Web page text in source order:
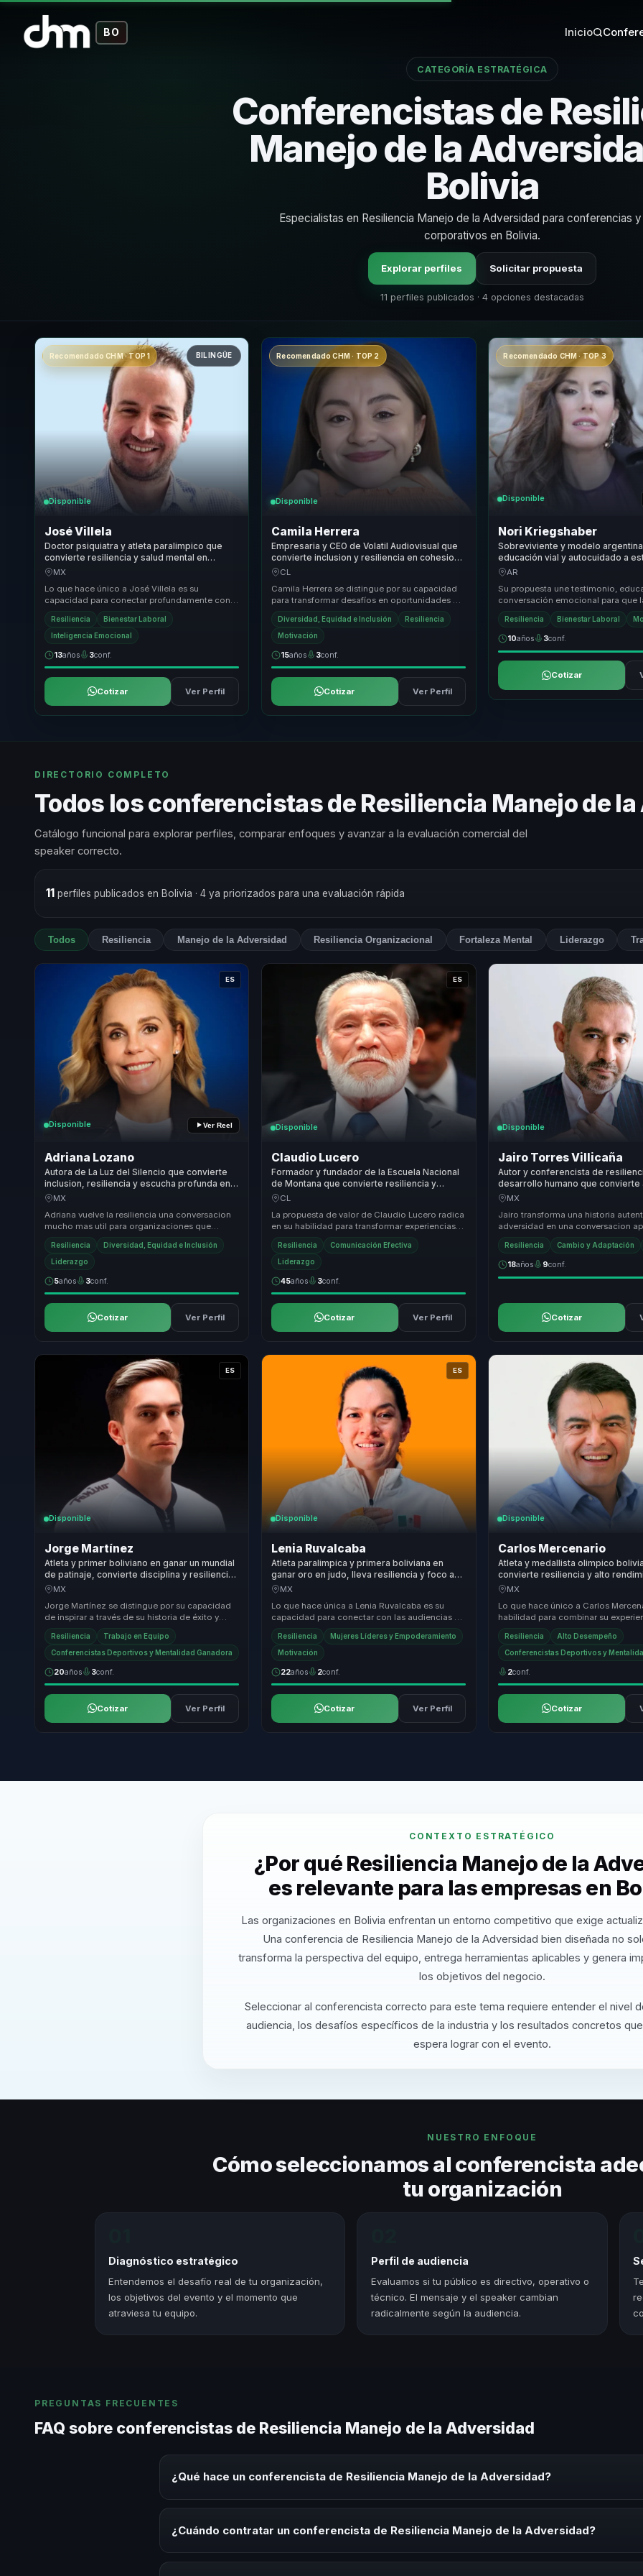
BO Inicio
CATEGORÍA ESTRATÉGICA
Conferencistas de
Manejo de la
Bolivia
Especialistas en Resiliencia Manejo de la Adversidad para conferencias
corporativos en Bolivia.
Explorar perfiles Solicitar propuesta
11 perfiles publicados · 4 opciones destacadas
Recomendado CHM · TOP 1 BILINGÜE
Disponible
José Villela
Doctor psiquiatra y atleta paralimpico que
convierte resiliencia y salud mental en
fortaleza para equipos y lideres.
MX
Lo que hace único a José Villela es su
capacidad para conectar profundamente con
las audiencias a través de su historia personal
de super...
Resiliencia Bienestar Laboral
Inteligencia Emocional
13años 3conf.
Cotizar Ver Perfil
Recomendado CHM · TOP 2
Disponible
Camila Herrera
Empresaria y CEO de Volatil Audiovisual que
convierte inclusion y resiliencia en cohesion,
confianza y liderazgo para equipos.
CL
Camila Herrera se distingue por su capacidad
para transformar desafíos en oportunidades de
liderazgo inclusivo. Su enfoque único combina
...Diversidad, Equidad e Inclusión Resiliencia
Motivación
15años 3conf.
Cotizar Ver Perfil
Recomendado CHM · TOP 3
Disponible
Nori Kriegshaber
Sobreviviente y modelo
educación vial y autocuidado a
equipos y comunidades para
AR
Su propuesta une testimonio,
conversación emocional para que
audiencias comprendan el impacto
decisiones...
Resiliencia Bienestar Laboral
10años 3conf.
Cotizar
DIRECTORIO COMPLETO
Todos los conferencistas de Resiliencia Manejo de
Catálogo funcional para explorar perfiles, comparar enfoques y avanzar a la evaluación comercial del
speaker correcto.
11 perfiles publicados en Bolivia · 4 ya priorizados para una evaluación rápida
Todos Resiliencia Manejo de la Adversidad Resiliencia Organizacional Fortaleza Mental Liderazgo
ES
Disponible Ver Reel
Adriana Lozano
Autora de La Luz del Silencio que convierte
inclusion, resiliencia y escucha profunda en
claridad y fortaleza para equipos.
MX
Adriana vuelve la resiliencia una conversacion
mucho mas util para organizaciones que
necesitan transformar adversidad, inclusion y
forta...
Resiliencia Diversidad, Equidad e Inclusión
Liderazgo
5años 3conf.
Cotizar Ver Perfil
ES
Disponible
Claudio Lucero
Formador y fundador de la Escuela Nacional
de Montana que convierte resiliencia y
liderazgo en claridad para lideres y equipos.
CL
La propuesta de valor de Claudio Lucero radica
en su habilidad para transformar experiencias
extremas de montaña en lecciones prácticas
d...Resiliencia Comunicación Efectiva
Liderazgo
45años 3conf.
Cotizar Ver Perfil
Disponible
Jairo Torres Villicaña
Autor y conferencista de
desarrollo humano que convierte
en fortaleza para equipos y
MX
Jairo transforma una historia
adversidad en una conversacion
sobre actitud, resiliencia y
para...
Resiliencia Cambio y Adaptación
18años 9conf.
Cotizar
ES
Disponible
Jorge Martínez
Atleta y primer boliviano en ganar un mundial
de patinaje, convierte disciplina y resiliencia
en foco para equipos bajo presion.
MX
Jorge Martínez se distingue por su capacidad
de inspirar a través de su historia de éxito y
superación. Su enfoque único combina la
exper...
Resiliencia Trabajo en Equipo
Conferencistas Deportivos y Mentalidad Ganadora
20años 3conf.
Cotizar Ver Perfil
ES
Disponible
Lenia Ruvalcaba
Atleta paralimpica y primera boliviana en
ganar oro en judo, lleva resiliencia y foco a
equipos bajo presion constante y real.
MX
Lo que hace única a Lenia Ruvalcaba es su
capacidad para conectar con las audiencias a
través de su historia personal de superación y
éxi...Resiliencia Mujeres Líderes y Empoderamiento
Motivación
22años 2conf.
Cotizar Ver Perfil
Disponible
Carlos Mercenario
Atleta y medallista olimpico
convierte resiliencia y alto
deportivo en enfoque y fortaleza
MX
Lo que hace único a Carlos
habilidad para combinar su
deportiva con estrategias de
personal y pro...
Resiliencia Alto Desempeño
Conferencistas Deportivos y
2conf.
Cotizar
CONTEXTO ESTRATÉGICO
¿Por qué Resiliencia Manejo de la
es relevante para las empresas en
Las organizaciones en Bolivia enfrentan un entorno competitivo que exige
Una conferencia de Resiliencia Manejo de la Adversidad bien diseñada no
transforma la perspectiva del equipo, entrega herramientas aplicables y genera
los objetivos del negocio.
Seleccionar al conferencista correcto para este tema requiere entender el nivel
audiencia, los desafíos específicos de la industria y los resultados concretos
espera lograr con el evento.
NUESTRO ENFOQUE
Cómo seleccionamos al conferencista
tu organización
Diagnóstico estratégico
Entendemos el desafío real de tu organización,
los objetivos del evento y el momento que
atraviesa tu equipo.
Perfil de audiencia
Evaluamos si tu público es directivo, operativo o
técnico. El mensaje y el speaker cambian
radicalmente según la audiencia.
PREGUNTAS FRECUENTES
FAQ sobre conferencistas de Resiliencia Manejo de la Adversidad
¿Qué hace un conferencista de Resiliencia Manejo de la Adversidad?
aplicables para la audiencia.
¿Cuándo contratar un conferencista de Resiliencia Manejo de la Adversidad?